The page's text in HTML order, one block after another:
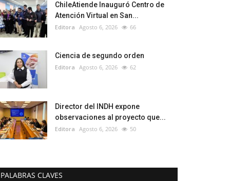
ChileAtiende Inauguró Centro de
Atención Virtual en San...
Editora Agosto 6, 2026 66
Ciencia de segundo orden
Editora Agosto 6, 2026 62
Director del INDH expone
observaciones al proyecto que...
Editora Agosto 6, 2026 50
PALABRAS CLAVES